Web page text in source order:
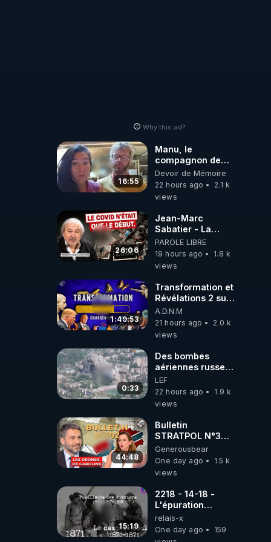
Why this ad?
16:55
Manu, le
compagnon de
Kyria, raconte sa
garde à vue
musclée.
Devoir de Mémoire
22 hours ago
2.1 k
views
26:06
Jean-Marc
Sabatier - La
Covid-19 n'a été
que le début -
L'ARNm &
où auront-t-il ?
PAROLE LIBRE
19 hours ago
1.8 k
views
1:49:53
Transformation et
Révélations 2 sur
2 - live du
07/08/26
A.D.N.M
21 hours ago
2.0 k
views
0:33
Des bombes
aériennes russes
anéantissent les
centres de
contrôle de
brigades
ukrainienne
LEF
22 hours ago
1.9 k
views
44:48
Bulletin
STRATPOL N°302.
Armée des
drones, MS-21 en
série, missiles
07.08.2026.
Generousbear
One day ago
1.5 k
views
15:19
2218 - 14-18 -
L'épuration
républicaine
organisée par les
frères de la
relais-x
One day ago
159